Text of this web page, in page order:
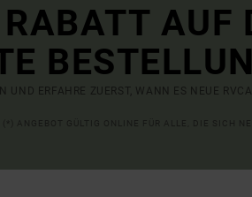
AUF
UND ERFAHRE ZUERST, WANN ES NEUE